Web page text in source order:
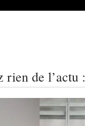
rien de l’actu :